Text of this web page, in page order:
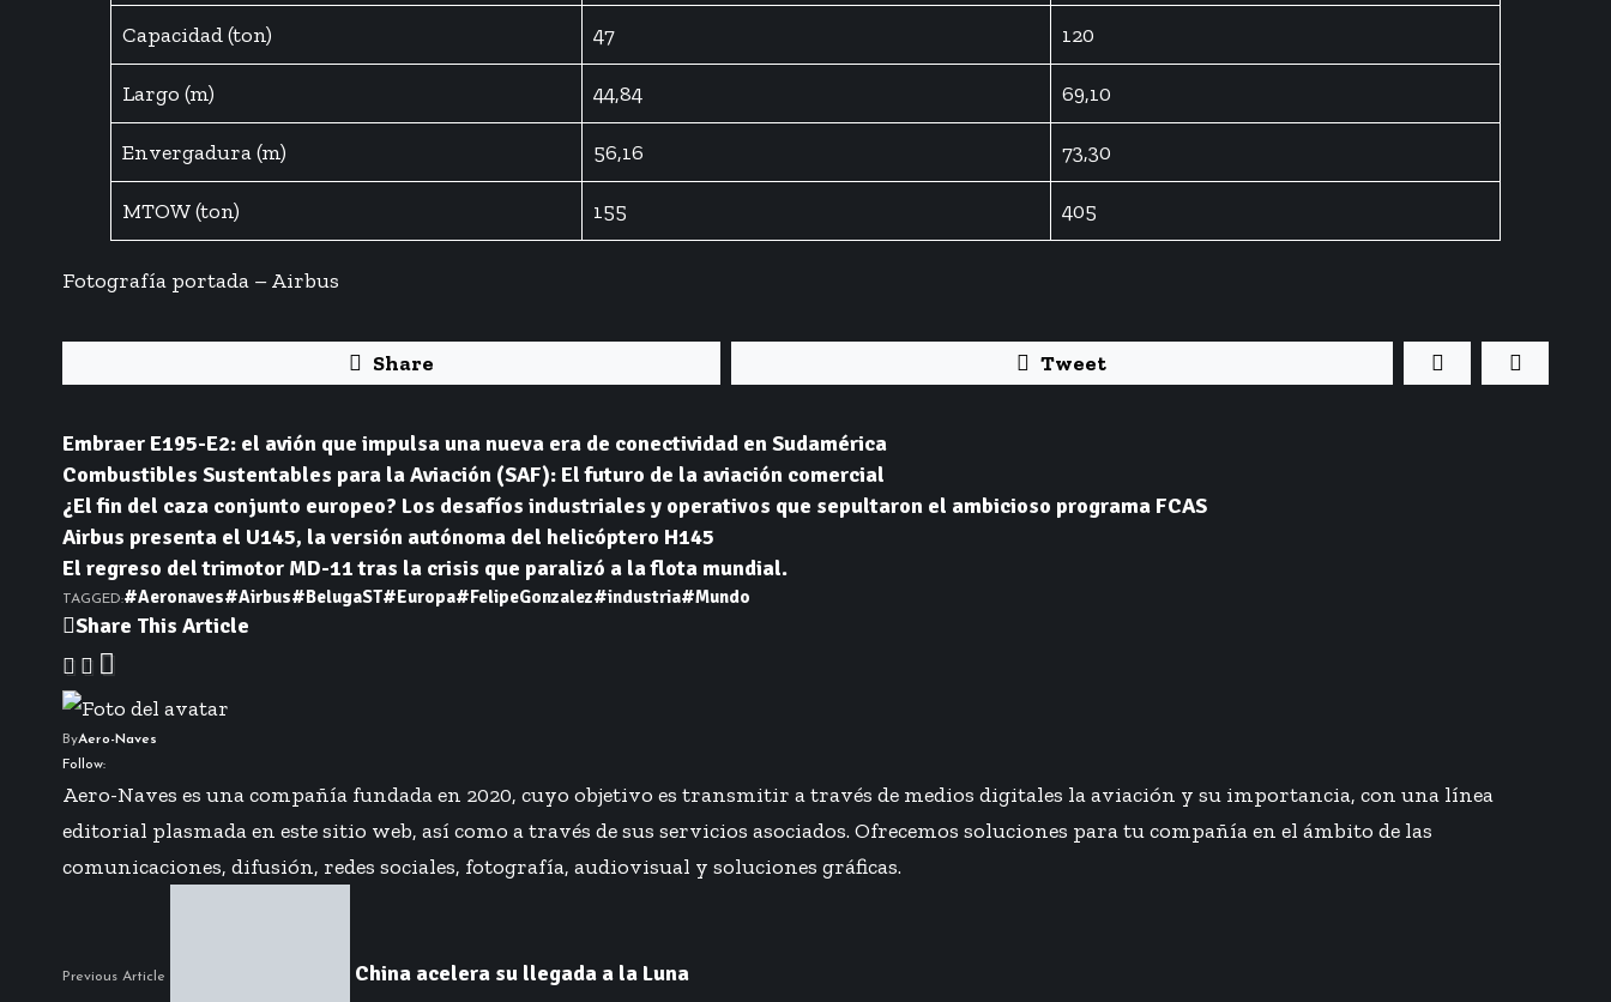
Capacidad (ton) 47 120
Largo (m) 44,84 69,10
Envergadura (m) 56,16 73,30
MTOW (ton) 155 405
Fotografía portada – Airbus
Share Tweet
Embraer E195-E2: el avión que impulsa una nueva era de conectividad en Sudamérica
Combustibles Sustentables para la Aviación (SAF): El futuro de la aviación comercial
¿El fin del caza conjunto europeo? Los desafíos industriales y operativos que sepultaron el ambicioso programa FCAS
Airbus presenta el U145, la versión autónoma del helicóptero H145
El regreso del trimotor MD-11 tras la crisis que paralizó a la flota mundial.
TAGGED:#Aeronaves#Airbus#BelugaST#Europa#FelipeGonzalez#industria#Mundo
Share This Article
ByAero-Naves
Follow:
Aero-Naves es una compañía fundada en 2020, cuyo objetivo es transmitir a través de medios digitales la aviación y su importancia, con una línea
editorial plasmada en este sitio web, así como a través de sus servicios asociados. Ofrecemos soluciones para tu compañía en el ámbito de las
comunicaciones, difusión, redes sociales, fotografía, audiovisual y soluciones gráficas.
Previous Article China acelera su llegada a la Luna